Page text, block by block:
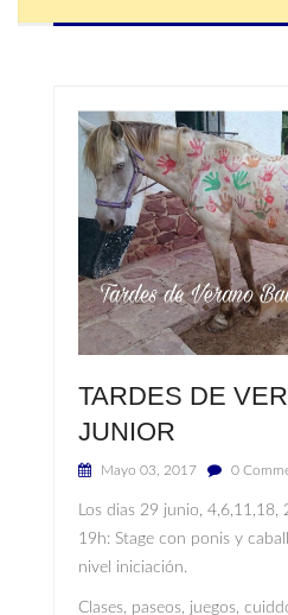
TARDES DE
JUNIOR
Mayo 03, 2017 0
Los dias 29 junio,
19h: Stage con ponis y
nivel iniciación.
Clases, paseos, juegos,